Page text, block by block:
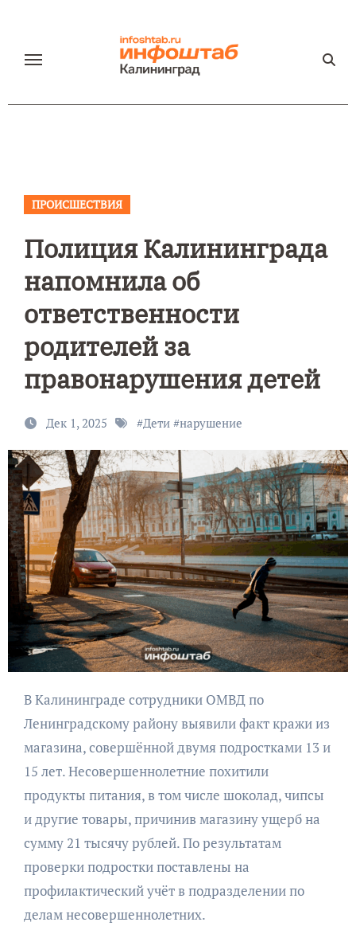
содержанию
ПРОИСШЕСТВИЯ
Полиция Калининграда
напомнила об
ответственности
родителей за
правонарушения детей
Дек 1, 2025 #Дети#нарушение
В Калининграде сотрудники ОМВД по
Ленинградскому району выявили факт кражи из
магазина, совершённой двумя подростками 13 и
15 лет. Несовершеннолетние похитили
продукты питания, в том числе шоколад, чипсы
и другие товары, причинив магазину ущерб на
сумму 21 тысячу рублей. По результатам
проверки подростки поставлены на
профилактический учёт в подразделении по
делам несовершеннолетних.